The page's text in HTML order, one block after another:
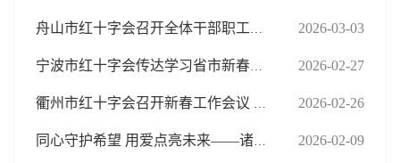
舟山市红十字会召开全体干部职工会议 传达学习省、市新春第一会精神 2026-03-03
宁波市红十字会传达学习省市新春第一会精神 2026-02-27
衢州市红十字会召开新春工作会议 锚定目标开新局 凝心聚力践使命 2026-02-26
同心守护希望 用爱点亮未来——诸暨市红十字关爱志愿服务队2025年度工作总结暨表彰活动圆满举行 2026-02-09